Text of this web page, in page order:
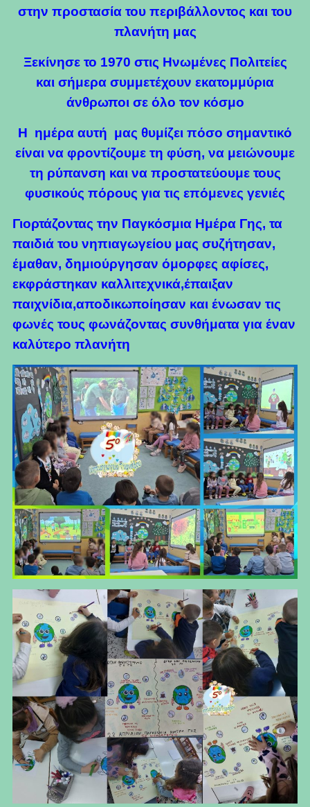
στην προστασία του περιβάλλοντος και του
πλανήτη μας
Ξεκίνησε το 1970 στις Ηνωμένες Πολιτείες
και σήμερα συμμετέχουν εκατομμύρια
άνθρωποι σε όλο τον κόσμο
Η ημέρα αυτή μας θυμίζει πόσο σημαντικό
είναι να φροντίζουμε τη φύση, να μειώνουμε
τη ρύπανση και να προστατεύουμε τους
φυσικούς πόρους για τις επόμενες γενιές
Γιορτάζοντας την Παγκόσμια Ημέρα Γης, τα
παιδιά του νηπιαγωγείου μας συζήτησαν,
έμαθαν, δημιούργησαν όμορφες αφίσες,
εκφράστηκαν καλλιτεχνικά,έπαιξαν
παιχνίδια,αποδικωποίησαν και ένωσαν τις
φωνές τους φωνάζοντας συνθήματα για έναν
καλύτερο πλανήτη